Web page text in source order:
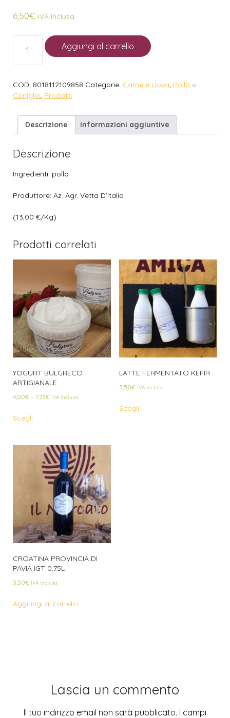
6,50€ IVA Inclusa
Aggiungi al carrello
COD: 8018112109858 Categorie: Carne e Uova, Pollo e
Coniglio, Prodotti
Descrizione Informazioni aggiuntive
Descrizione
Ingredienti: pollo
Produttore: Az. Agr. Vetta D’Italia
(13,00 €/Kg)
Prodotti correlati
YOGURT BULGRECO
ARTIGIANALE
4,00€ – 7,75€ IVA Inclusa
Scegli
LATTE FERMENTATO KEFIR
3,50€ IVA Inclusa
Scegli
CROATINA PROVINCIA DI
PAVIA IGT 0,75L
3,50€ IVA Inclusa
Aggiungi al carrello
Lascia un commento
Il tuo indirizzo email non sarà pubblicato. I campi